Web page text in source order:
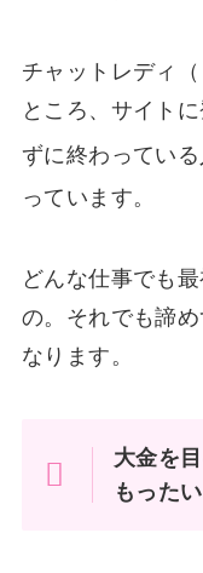
チャットレディ
ところ、サイト
ずに終わってい
っています。
どんな仕事でも
の。それでも諦
なります。
大金を
もった